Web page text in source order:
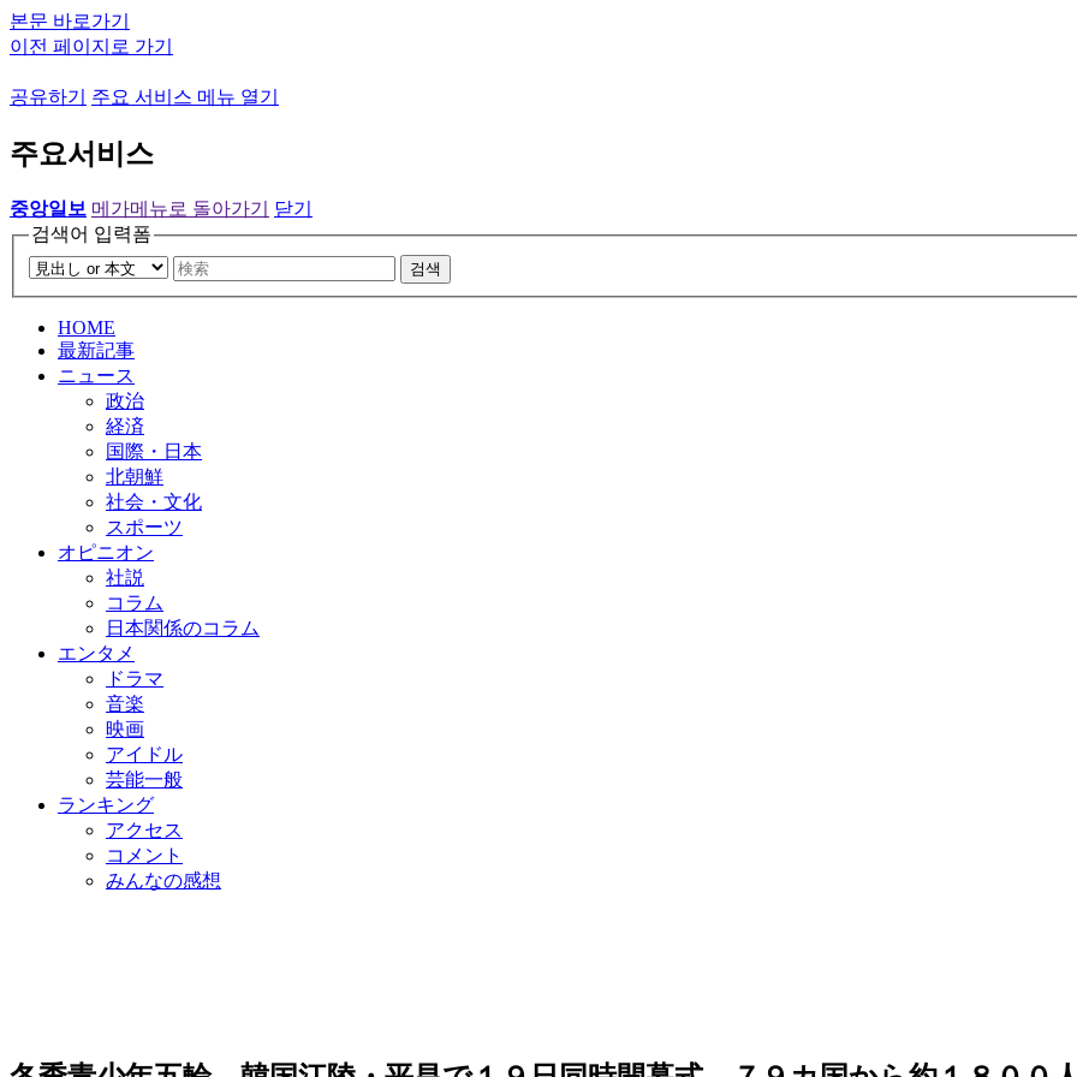
본문 바로가기
이전 페이지로 가기
공유하기 주요 서비스 메뉴 열기
주요서비스
중앙일보 메가메뉴로 돌아가기
닫기
검색어 입력폼
검색
HOME
最新記事
ニュース
政治
経済
国際・日本
北朝鮮
社会・文化
スポーツ
オピニオン
社説
コラム
日本関係のコラム
エンタメ
ドラマ
音楽
映画
アイドル
芸能一般
ランキング
アクセス
コメント
みんなの感想